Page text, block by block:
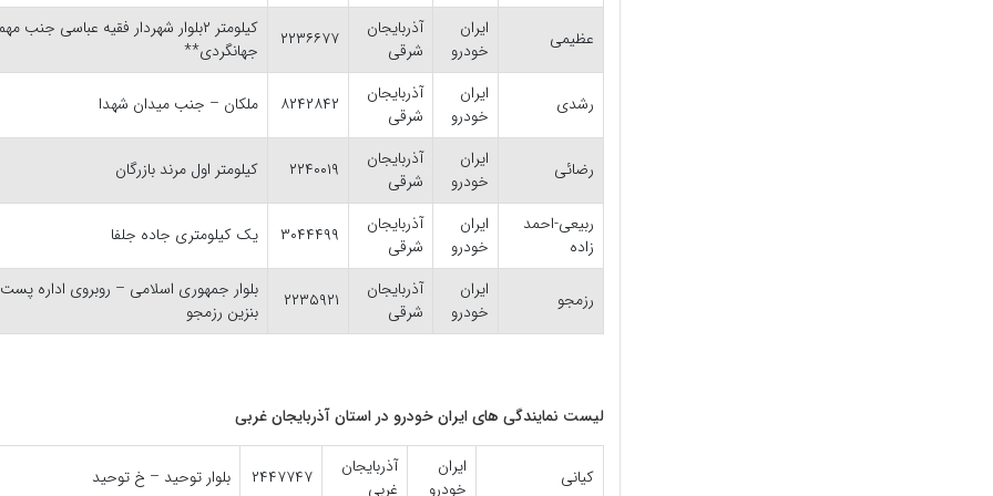
عظیمی
ایران
خودرو
آذربایجان
شرقی
۲۲۳۶۶۷۷
کیلومتر ۲بلوار شهردار فقیه عباسی جنب
جهانگردی**
رشدی
ایران
خودرو
آذربایجان
شرقی
۸۲۴۲۸۴۲ ملکان – جنب میدان شهدا
رضائی
ایران
خودرو
آذربایجان
شرقی
۲۲۴۰۰۱۹ کیلومتر اول مرند بازرگان
ربیعی-احمد
زاده
ایران
خودرو
آذربایجان
شرقی
۳۰۴۴۴۹۹ یک کیلومتری جاده جلفا
رزمجو
ایران
خودرو
آذربایجان
شرقی
۲۲۳۵۹۲۱
بلوار جمهوری اسلامی – روبروی اداره
بنزین رزمجو
لیست نمایندگی های ایران خودرو در استان آذربایجان غربی
کیانی
ایران
خودرو
آذربایجان
غربی
۲۴۴۷۷۴۷ بلوار توحید – خ توحید